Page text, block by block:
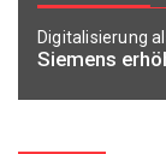
Digitalisierung
Siemens